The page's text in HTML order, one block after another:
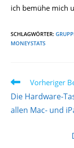
ich bemühe mich
SCHLAGWÖRTER:
MONEYSTATS
Weitere
ansehen
Vorheriger
Die Hardware-
allen Mac- und